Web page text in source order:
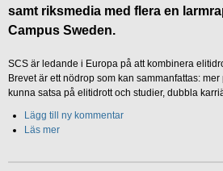
samt riksmedia med flera en
Campus Sweden.
SCS är ledande i Europa på att kombinera
Brevet är ett nödrop som kan sammanfattas:
kunna satsa på elitidrott och studier, dubbla
Lägg till ny kommentar
Läs mer